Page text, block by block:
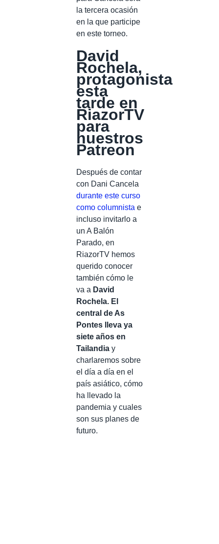
la tercera ocasión
en la que participe
en este torneo.
David
Rochela,
protagonista
esta
tarde en
RiazorTV
para
nuestros
Patreon
Después de contar
con Dani Cancela
durante este curso
como columnista e
incluso invitarlo a
un A Balón
Parado, en
RiazorTV hemos
querido conocer
también cómo le
va a David
Rochela. El
central de As
Pontes lleva ya
siete años en
Tailandia y
charlaremos sobre
el día a día en el
país asiático, cómo
ha llevado la
pandemia y cuales
son sus planes de
futuro.